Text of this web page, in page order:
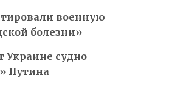
военную
болезни»
Украине судно
Путина